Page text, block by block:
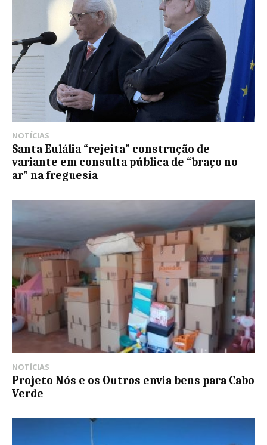
NOTÍCIAS
Santa Eulália “rejeita” construção de
variante em consulta pública de “braço no
ar” na freguesia
NOTÍCIAS
Projeto Nós e os Outros envia bens para Cabo
Verde